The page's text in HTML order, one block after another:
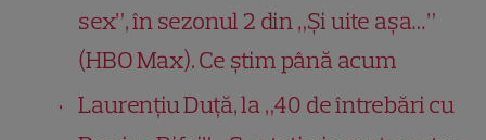
sex”, în sezonul 2 din „Și uite așa…”
(HBO Max). Ce știm până acum
Laurențiu Duță, la „40 de întrebări cu